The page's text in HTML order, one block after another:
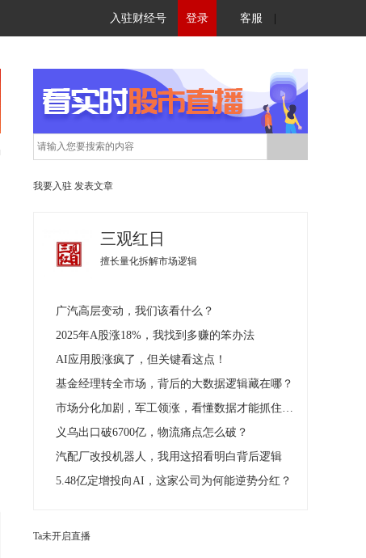
入驻财经号 登录 客服
我要入驻 发表文章
三观红日
擅长量化拆解市场逻辑
广汽高层变动，我们该看什么？
2025年A股涨18%，我找到多赚的笨办法
AI应用股涨疯了，但关键看这点！
基金经理转全市场，背后的大数据逻辑藏在哪？
市场分化加剧，军工领涨，看懂数据才能抓住真机会
义乌出口破6700亿，物流痛点怎么破？
汽配厂改投机器人，我用这招看明白背后逻辑
5.48亿定增投向AI，这家公司为何能逆势分红？
Ta未开启直播